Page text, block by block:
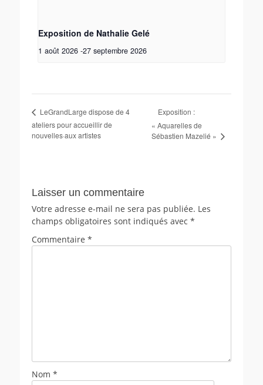
Exposition de Nathalie Gelé
1 août 2026 -27 septembre 2026
LeGrandLarge dispose de 4
ateliers pour accueillir de
nouvelles·aux artistes
Exposition :
« Aquarelles de
Sébastien Mazelié »
Laisser un commentaire
Votre adresse e-mail ne sera pas publiée. Les
champs obligatoires sont indiqués avec *
Commentaire *
Nom *